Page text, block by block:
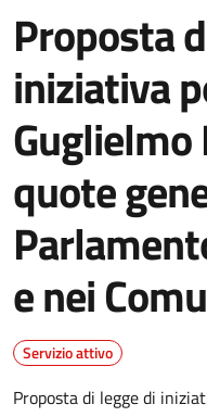
Proposta
iniziativa
quote
e nei
Servizio attivo
Proposta di legge di